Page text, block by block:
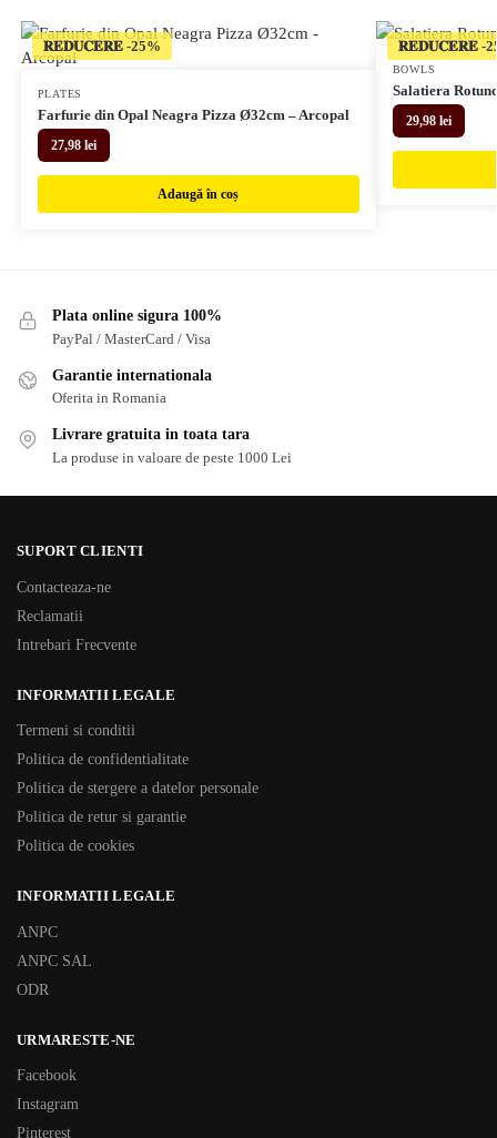
𝐑𝐄𝐃𝐔𝐂𝐄𝐑𝐄
PLATES
Farfurie din Opal Neagra Pizza Ø32cm – Arcopal
27,98 lei
Adaugă în coș
𝐑𝐄𝐃𝐔𝐂𝐄𝐑𝐄
BOWLS
Salatiera
29,98 lei
Plata online sigura 100%
PayPal / MasterCard / Visa
Garantie internationala
Oferita in Romania
Livrare gratuita in toata tara
La produse in valoare de peste 1000 Lei
SUPORT CLIENTI
Contacteaza-ne
Reclamatii
Intrebari Frecvente
INFORMATII LEGALE
Termeni si conditii
Politica de confidentialitate
Politica de stergere a datelor personale
Politica de retur si garantie
Politica de cookies
INFORMATII LEGALE
ANPC
ANPC SAL
ODR
URMARESTE-NE
Facebook
Instagram
Pinterest